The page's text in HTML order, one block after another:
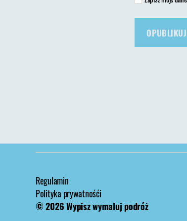
Regulamin
Polityka prywatnośći
© 2026Wypisz wymaluj podróż